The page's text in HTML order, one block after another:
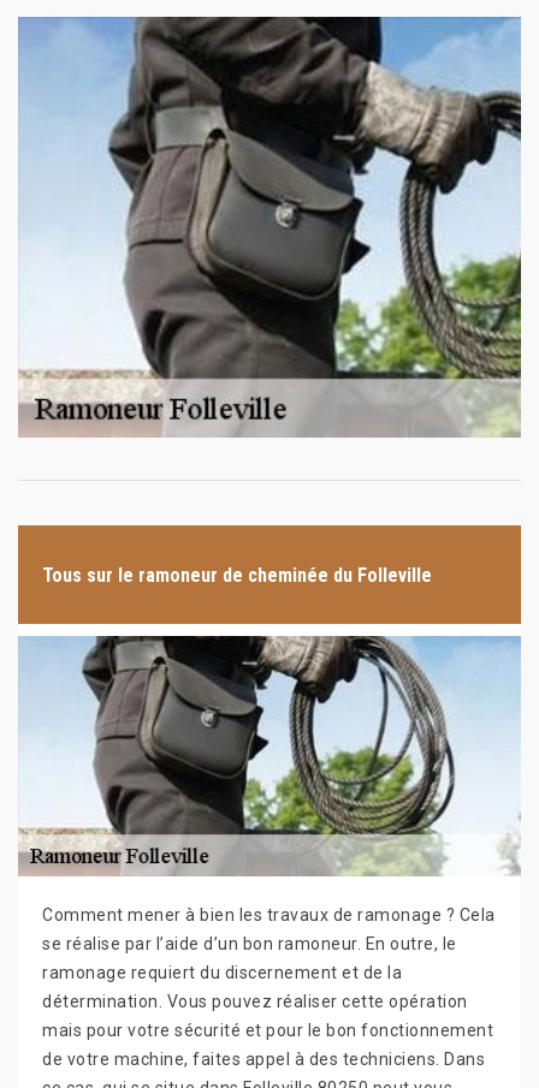
Tous sur le ramoneur de cheminée du Folleville
Comment mener à bien les travaux de ramonage ? Cela
se réalise par l’aide d’un bon ramoneur. En outre, le
ramonage requiert du discernement et de la
détermination. Vous pouvez réaliser cette opération
mais pour votre sécurité et pour le bon fonctionnement
de votre machine, faites appel à des techniciens. Dans